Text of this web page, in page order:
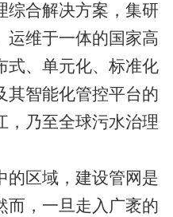
综合解决方案，集研
运维于一体的国家高
式、单元化、标准化
其智能化管控平台的
，乃至全球污水治理
区域，建设管网是
而，一旦走入广袤的